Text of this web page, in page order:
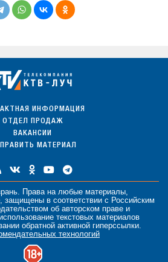
ИНФОРМАЦИЯ
ОТДЕЛ ПРОДАЖ
ВАКАНСИИ
МАТЕРИАЛ
Права на любые материалы
защищены в соответствии с Российским
об авторском праве и
текстовых материалов
обратной активной гиперссылки.
технологий